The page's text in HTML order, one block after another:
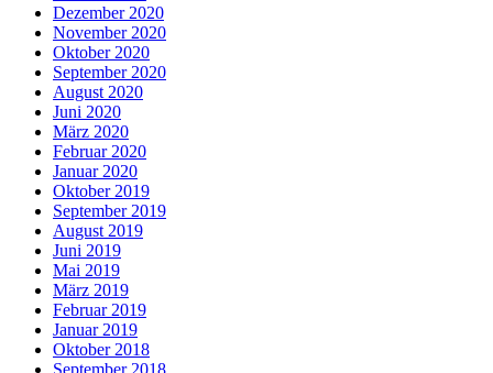
Dezember 2020
November 2020
Oktober 2020
September 2020
August 2020
Juni 2020
März 2020
Februar 2020
Januar 2020
Oktober 2019
September 2019
August 2019
Juni 2019
Mai 2019
März 2019
Februar 2019
Januar 2019
Oktober 2018
September 2018